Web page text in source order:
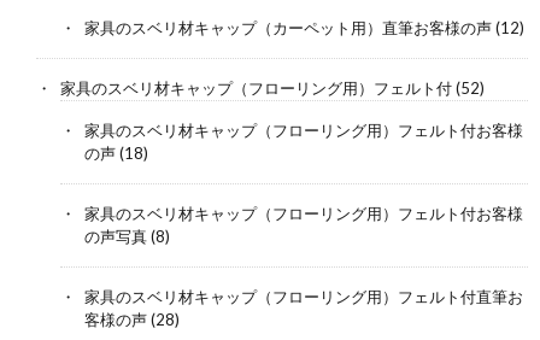
家具のスベリ材キャップ（カーペット用）直筆お客様の声(12)
家具のスベリ材キャップ（フローリング用）フェルト付(52)
家具のスベリ材キャップ（フローリング用）フェルト付お客様
の声(18)
家具のスベリ材キャップ（フローリング用）フェルト付お客様
の声写真(8)
家具のスベリ材キャップ（フローリング用）フェルト付直筆お
客様の声(28)